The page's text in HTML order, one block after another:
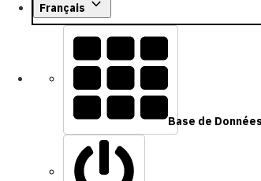
Français
Base de Données